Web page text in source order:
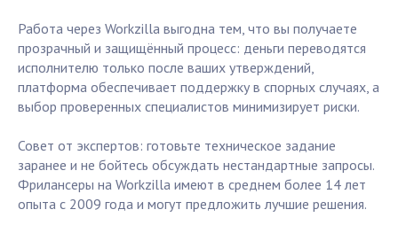
Работа через Workzilla выгодна тем, что вы получаете
прозрачный и защищённый процесс: деньги переводятся
исполнителю только после ваших утверждений,
платформа обеспечивает поддержку в спорных случаях, а
выбор проверенных специалистов минимизирует риски.
Совет от экспертов: готовьте техническое задание
заранее и не бойтесь обсуждать нестандартные запросы.
Фрилансеры на Workzilla имеют в среднем более 14 лет
опыта с 2009 года и могут предложить лучшие решения.